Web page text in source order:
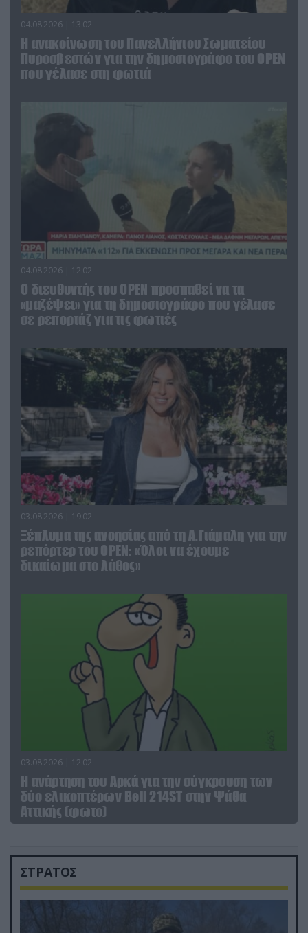
04.08.2026 | 13:02
Η ανακοίνωση του Πανελλήνιου Σωματείου
Πυροσβεστών για την δημοσιογράφο του OPEN
που γέλασε στη φωτιά
04.08.2026 | 12:02
O διευθυντής του OPEN προσπαθεί να τα
«μαζέψει» για τη δημοσιογράφο που γέλασε
σε ρεπορτάζ για τις φωτιές
03.08.2026 | 19:02
Ξέπλυμα της ανοησίας από τη Α.Γιάμαλη για την
ρεπόρτερ του ΟΡΕΝ: «Όλοι να έχουμε
δικαίωμα στο λάθος»
03.08.2026 | 12:02
Η ανάρτηση του Αρκά για την σύγκρουση των
δύο ελικοπτέρων Bell 214ST στην Ψάθα
Αττικής (φωτο)
ΣΤΡΑΤΟΣ